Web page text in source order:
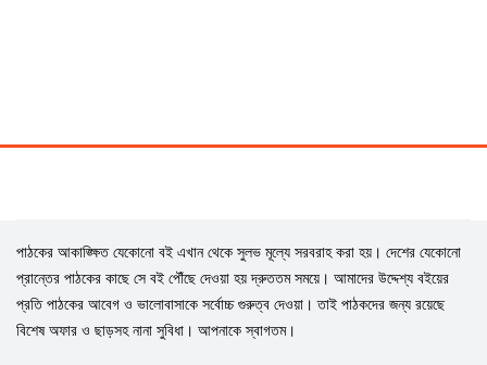
পাঠকের আকাঙ্ক্ষিত যেকোনো বই এখান থেকে সুলভ মূল্যে সরবরাহ করা হয়। দেশের যেকোনো
প্রান্তের পাঠকের কাছে সে বই পৌঁছে দেওয়া হয় দ্রুততম সময়ে। আমাদের উদ্দেশ্য বইয়ের
প্রতি পাঠকের আবেগ ও ভালোবাসাকে সর্বোচ্চ গুরুত্ব দেওয়া। তাই পাঠকদের জন্য রয়েছে
বিশেষ অফার ও ছাড়সহ নানা সুবিধা। আপনাকে স্বাগতম।